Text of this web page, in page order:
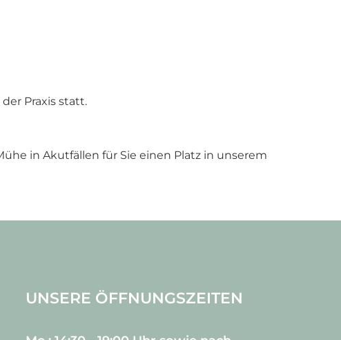
Praxis statt.
in Akutfällen für Sie einen Platz in unserem
UNSERE ÖFFNUNGSZEITEN